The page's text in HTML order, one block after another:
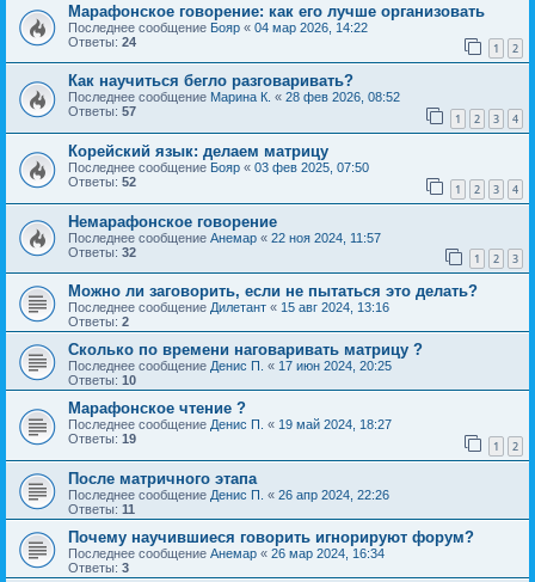
Марафонское говорение: как его лучше организовать
Последнее сообщение Бояр « 04 мар 2026, 14:22
Ответы: 24 1 2
Как научиться бегло разговаривать?
Последнее сообщение Марина К. « 28 фев 2026, 08:52
Ответы: 57 1 2 3 4
Корейский язык: делаем матрицу
Последнее сообщение Бояр « 03 фев 2025, 07:50
Ответы: 52 1 2 3 4
Немарафонское говорение
Последнее сообщение Анемар « 22 ноя 2024, 11:57
Ответы: 32 1 2 3
Можно ли заговорить, если не пытаться это делать?
Последнее сообщение Дилетант « 15 авг 2024, 13:16
Ответы: 2
Сколько по времени наговаривать матрицу ?
Последнее сообщение Денис П. « 17 июн 2024, 20:25
Ответы: 10
Марафонское чтение ?
Последнее сообщение Денис П. « 19 май 2024, 18:27
Ответы: 19 1 2
После матричного этапа
Последнее сообщение Денис П. « 26 апр 2024, 22:26
Ответы: 11
Почему научившиеся говорить игнорируют форум?
Последнее сообщение Анемар « 26 мар 2024, 16:34
Ответы: 3